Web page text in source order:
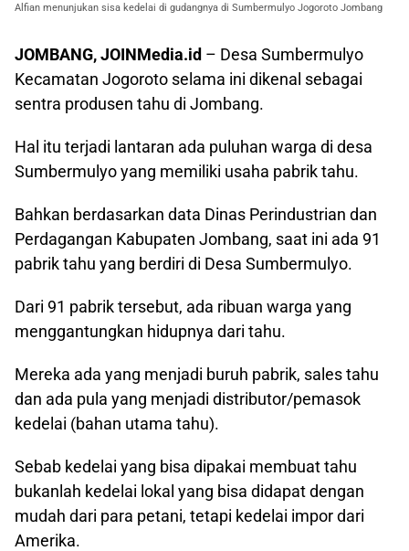
Alfian menunjukan sisa kedelai di gudangnya di Sumbermulyo Jogoroto Jombang
JOMBANG, JOINMedia.id – Desa Sumbermulyo
Kecamatan Jogoroto selama ini dikenal sebagai
sentra produsen tahu di Jombang.
Hal itu terjadi lantaran ada puluhan warga di desa
Sumbermulyo yang memiliki usaha pabrik tahu.
Bahkan berdasarkan data Dinas Perindustrian dan
Perdagangan Kabupaten Jombang, saat ini ada 91
pabrik tahu yang berdiri di Desa Sumbermulyo.
Dari 91 pabrik tersebut, ada ribuan warga yang
menggantungkan hidupnya dari tahu.
Mereka ada yang menjadi buruh pabrik, sales tahu
dan ada pula yang menjadi distributor/pemasok
kedelai (bahan utama tahu).
Sebab kedelai yang bisa dipakai membuat tahu
bukanlah kedelai lokal yang bisa didapat dengan
mudah dari para petani, tetapi kedelai impor dari
Amerika.